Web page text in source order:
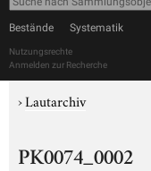
Bestände Systematik
Nutzungsrechte
Anmelden zur Recherche
›Lautarchiv
PK0074_0002